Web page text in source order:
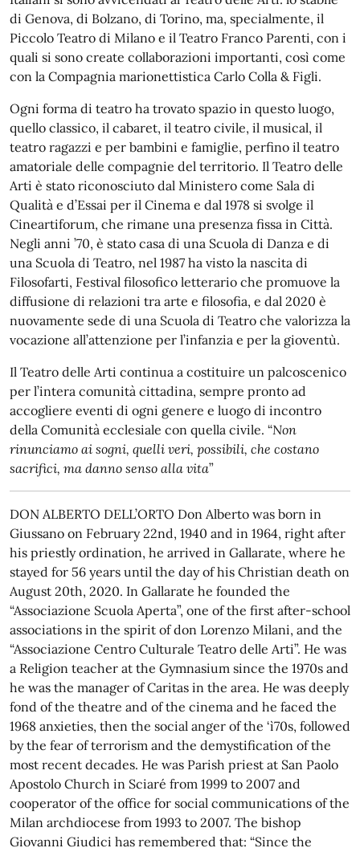
di Genova, di Bolzano, di Torino, ma, specialmente, il
Piccolo Teatro di Milano e il Teatro Franco Parenti, con i
quali si sono create collaborazioni importanti, così come
con la Compagnia marionettistica Carlo Colla & Figli.
Ogni forma di teatro ha trovato spazio in questo luogo,
quello classico, il cabaret, il teatro civile, il musical, il
teatro ragazzi e per bambini e famiglie, perfino il teatro
amatoriale delle compagnie del territorio. Il Teatro delle
Arti è stato riconosciuto dal Ministero come Sala di
Qualità e d’Essai per il Cinema e dal 1978 si svolge il
Cineartiforum, che rimane una presenza fissa in Città.
Negli anni ’70, è stato casa di una Scuola di Danza e di
una Scuola di Teatro, nel 1987 ha visto la nascita di
Filosofarti, Festival filosofico letterario che promuove la
diffusione di relazioni tra arte e filosofia, e dal 2020 è
nuovamente sede di una Scuola di Teatro che valorizza la
vocazione all’attenzione per l’infanzia e per la gioventù.
Il Teatro delle Arti continua a costituire un palcoscenico
per l’intera comunità cittadina, sempre pronto ad
accogliere eventi di ogni genere e luogo di incontro
della Comunità ecclesiale con quella civile. “Non
rinunciamo ai sogni, quelli veri, possibili, che costano
sacrifici, ma danno senso alla vita”
DON ALBERTO DELL’ORTO Don Alberto was born in
Giussano on February 22nd, 1940 and in 1964, right after
his priestly ordination, he arrived in Gallarate, where he
stayed for 56 years until the day of his Christian death on
August 20th, 2020. In Gallarate he founded the
“Associazione Scuola Aperta”, one of the first after-school
associations in the spirit of don Lorenzo Milani, and the
“Associazione Centro Culturale Teatro delle Arti”. He was
a Religion teacher at the Gymnasium since the 1970s and
he was the manager of Caritas in the area. He was deeply
fond of the theatre and of the cinema and he faced the
1968 anxieties, then the social anger of the ‘ì70s, followed
by the fear of terrorism and the demystification of the
most recent decades. He was Parish priest at San Paolo
Apostolo Church in Sciaré from 1999 to 2007 and
cooperator of the office for social communications of the
Milan archdiocese from 1993 to 2007. The bishop
Giovanni Giudici has remembered that: “Since the